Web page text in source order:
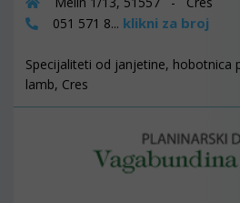
051 571 8... klikni za broj
Specijaliteti od janjetine, hobotnica
lamb, Cres